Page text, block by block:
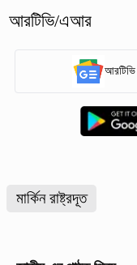
আরটিভি/এআর
মা‌র্কিন রাষ্ট্রদূত